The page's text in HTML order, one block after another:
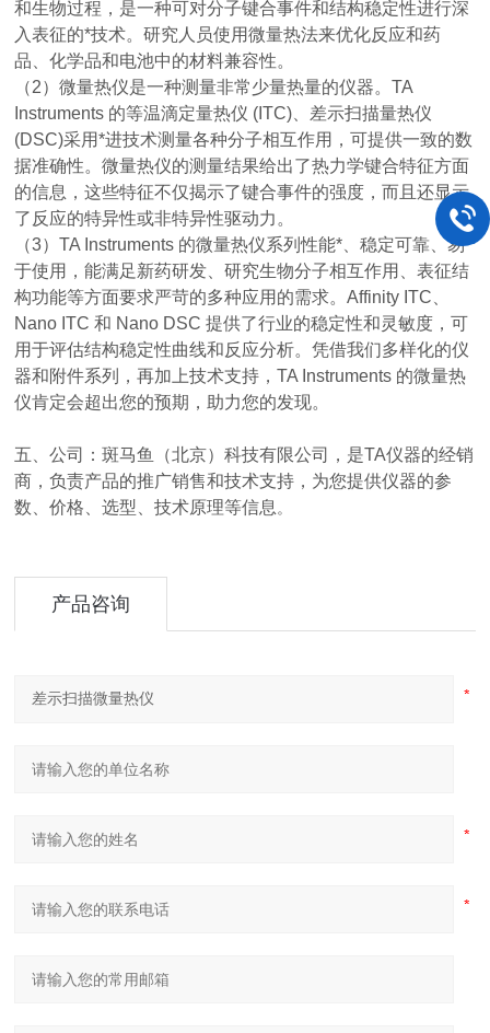
和生物过程，是一种可对分子键合事件和结构稳定性进行深
入表征的*技术。研究人员使用微量热法来优化反应和药
品、化学品和电池中的材料兼容性。
（2）微量热仪是一种测量非常少量热量的仪器。TA
Instruments 的等温滴定量热仪 (ITC)、差示扫描量热仪
(DSC)采用*进技术测量各种分子相互作用，可提供一致的数
据准确性。微量热仪的测量结果给出了热力学键合特征方面
的信息，这些特征不仅揭示了键合事件的强度，而且还显示
了反应的特异性或非特异性驱动力。
（3）TA Instruments 的微量热仪系列性能*、稳定可靠、易
于使用，能满足新药研发、研究生物分子相互作用、表征结
构功能等方面要求严苛的多种应用的需求。Affinity ITC、
Nano ITC 和 Nano DSC 提供了行业的稳定性和灵敏度，可
用于评估结构稳定性曲线和反应分析。凭借我们多样化的仪
器和附件系列，再加上技术支持，TA Instruments 的微量热
仪肯定会超出您的预期，助力您的发现。
五、公司：斑马鱼（北京）科技有限公司 ，是TA仪器的经销
商，负责产品的推广销售和技术支持，为您提供仪器的参
数、价格、选型、技术原理等信息 。
产品咨询